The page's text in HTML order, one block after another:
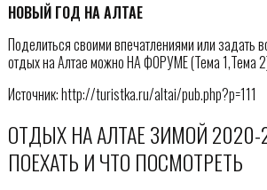
НОВЫЙ ГОД НА АЛТАЕ
Поделиться своими впечатлениями или задать
отдых на Алтае можно НА ФОРУМЕ (Тема 1,Тема
Источник: http://turistka.ru/altai/pub.php?p=111
ОТДЫХ НА АЛТАЕ ЗИМОЙ 2020-
ПОЕХАТЬ И ЧТО ПОСМОТРЕТЬ